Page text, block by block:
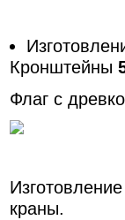
Кронштейны
Флаг с
краны.